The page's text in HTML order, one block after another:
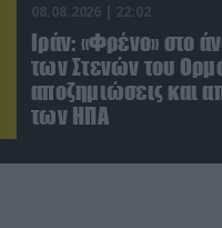
08.08.2026 | 22:02
Ιράν: «Φρένο» στο
των Στενών του
αποζημιώσεις και
των ΗΠΑ